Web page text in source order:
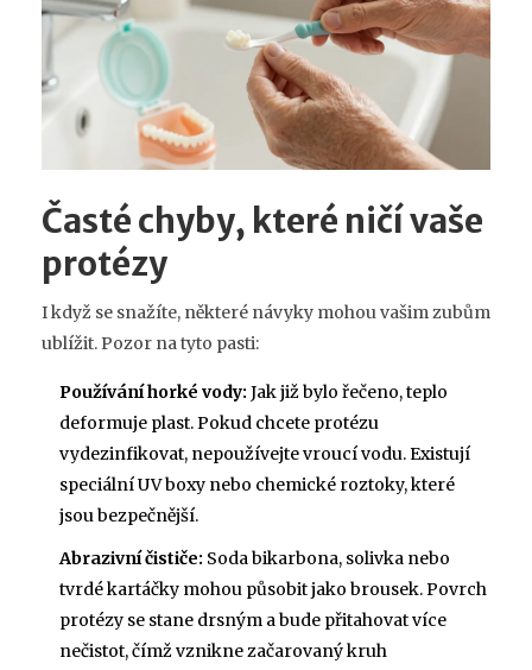
Časté chyby, které ničí vaše
protézy
I když se snažíte, některé návyky mohou vašim zubům
ublížit. Pozor na tyto pasti:
Používání horké vody: Jak již bylo řečeno, teplo
deformuje plast. Pokud chcete protézu
vydezinfikovat, nepoužívejte vroucí vodu. Existují
speciální UV boxy nebo chemické roztoky, které
jsou bezpečnější.
Abrazivní čističe: Soda bikarbona, solivka nebo
tvrdé kartáčky mohou působit jako brousek. Povrch
protézy se stane drsným a bude přitahovat více
nečistot, čímž vznikne začarovaný kruh